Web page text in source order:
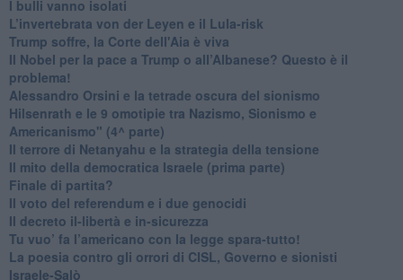
​I bulli vanno isolati
L’invertebrata von der Leyen e il Lula-risk
Trump soffre, la Corte dell'Aia è viva
​Il Nobel per la pace a Trump o all’Albanese? Questo è il
problema!
​Alessandro Orsini e la tetrade oscura del sionismo
​Hilsenrath e le 9 omotipie tra Nazismo, Sionismo e
Americanismo" (4^ parte)
​Il terrore di Netanyahu e la strategia della tensione
Il mito della democratica Israele (prima parte)
​Finale di partita?
​Il voto del referendum e i due genocidi
Il decreto il-libertà e in-sicurezza
Tu vuo’ fa l’americano con la legge spara-tutto!
La poesia contro gli orrori di CISL, Governo e sionisti
Israele-Salò